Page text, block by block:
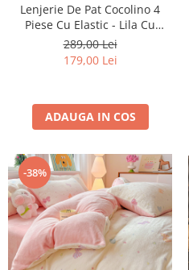
Lenjerie De Pat Cocolino 4
Piese Cu Elastic - Lila Cu
Dungi Si Capsune
289,00 Lei
179,00 Lei
ADAUGA IN COS
-38%